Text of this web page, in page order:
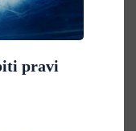
pravi